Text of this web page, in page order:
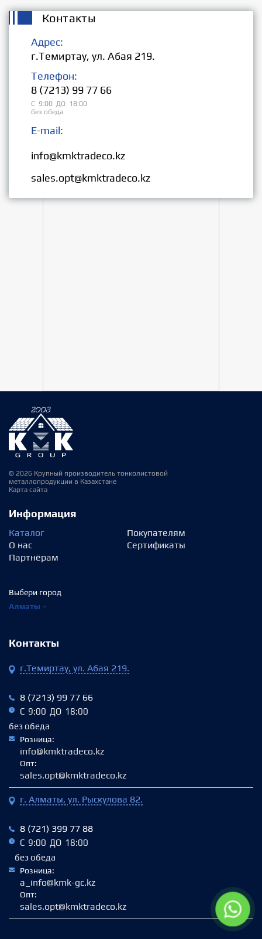
Контакты
Адрес:
г.Темиртау, ул. Абая 219.
Телефон:
8 (7213) 99 77 66
С 9:00 ДО 18:00
без обеда
E-mail:
info@kmktradeco.kz
sales.opt@kmktradeco.kz
© 2026 Крупный производитель тонколистовой
металлопродукции в Казахстане
Карта сайта
Информация
Каталог
О нас
Партнёрам
Покупателям
Сертификаты
Выбери город
Алматы
Контакты
г.Темиртау, ул. Абая 219.
8 (7213) 99 77 66
С 9:00 ДО 18:00
без обеда
Розница:
info@kmktradeco.kz
Опт:
sales.opt@kmktradeco.kz
г. Алматы, ул. Рыскулова 82.
8 (721) 399 77 88
С 9:00 ДО 18:00
без обеда
Розница:
a_info@kmk-gc.kz
Опт:
sales.opt@kmktradeco.kz